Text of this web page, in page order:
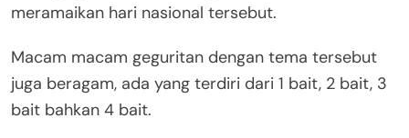
meramaikan hari nasional tersebut.
Macam macam geguritan dengan tema tersebut
juga beragam, ada yang terdiri dari 1 bait, 2 bait, 3
bait bahkan 4 bait.